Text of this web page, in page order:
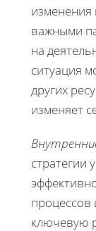
важными
на
ситуация
других
изменяет
стратегии
процессов
ключевую